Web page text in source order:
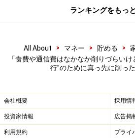
などについて当社は一切の責任を負いま
最新の情報や詳細については、必ず各
【編集部からのお知らせ】
・「家計」について、アンケート（
※謝礼付きの限定アンケートやモニ
なります
ランキングをもっ
All About > マネー > 貯める >
「食費や通信費はなかなか削りづらい
行”のために真っ先に削っ
会社概要 採用情
投資家情報 広告掲
利用規約 プライ